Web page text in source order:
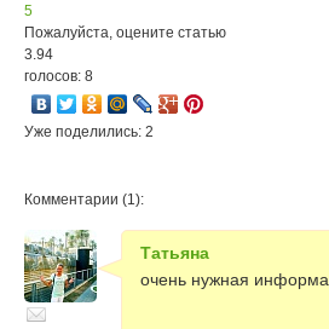
5
Пожалуйста, оцените статью
3.94
голосов: 8
Уже поделились: 2
Комментарии (1):
Татьяна
очень нужная